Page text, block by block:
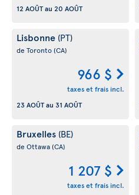
12 AOÛTau 20 AOÛT
Lisbonne (PT)
de Toronto(CA)
966 $
taxes et frais incl.
23 AOÛTau 31 AOÛT
Bruxelles (BE)
de Ottawa(CA)
1 207 $
taxes et frais incl.